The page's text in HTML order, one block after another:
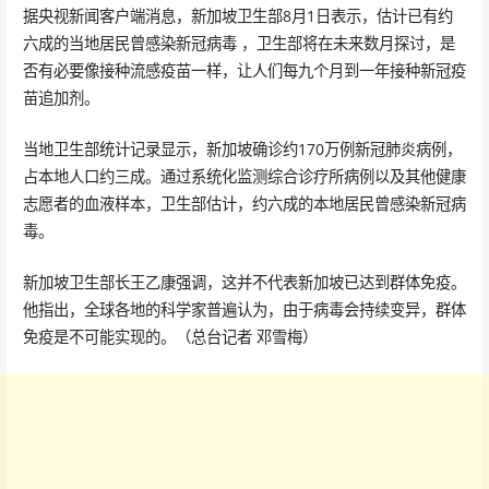
据央视新闻客户端消息，新加坡卫生部8月1日表示，估计已有约
六成的当地居民曾感染新冠病毒 ，卫生部将在未来数月探讨，是
否有必要像接种流感疫苗一样，让人们每九个月到一年接种新冠疫
苗追加剂。
当地卫生部统计记录显示，新加坡确诊约170万例新冠肺炎病例，
占本地人口约三成。通过系统化监测综合诊疗所病例以及其他健康
志愿者的血液样本，卫生部估计，约六成的本地居民曾感染新冠病
毒。
新加坡卫生部长王乙康强调，这并不代表新加坡已达到群体免疫。
他指出，全球各地的科学家普遍认为，由于病毒会持续变异，群体
免疫是不可能实现的。（总台记者 邓雪梅）